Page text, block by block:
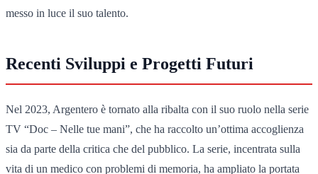
messo in luce il suo talento.
Recenti Sviluppi e Progetti Futuri
Nel 2023, Argentero è tornato alla ribalta con il suo ruolo nella serie
TV “Doc – Nelle tue mani”, che ha raccolto un’ottima accoglienza
sia da parte della critica che del pubblico. La serie, incentrata sulla
vita di un medico con problemi di memoria, ha ampliato la portata